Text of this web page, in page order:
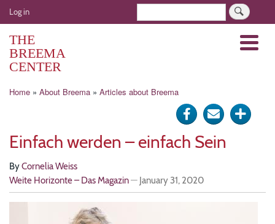
Skip
to
User
account
menu
Log in
THE
BREEMA
CENTER
Menu
Breadcrumb
Home About Breema Articles about Breema
Share
on
Send Click
Einfach werden – einfach Sein
ByCornelia Weiss
Weite Horizonte – Das Magazin— January 31, 2020